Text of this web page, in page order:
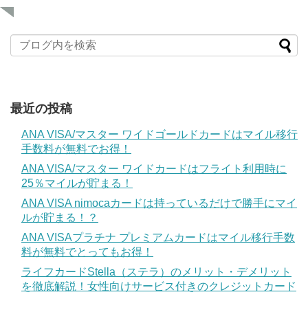
最近の投稿
ANA VISA/マスター ワイドゴールドカードはマイル移行
手数料が無料でお得！
ANA VISA/マスター ワイドカードはフライト利用時に
25％マイルが貯まる！
ANA VISA nimocaカードは持っているだけで勝手にマイ
ルが貯まる！？
ANA VISAプラチナ プレミアムカードはマイル移行手数
料が無料でとってもお得！
ライフカードStella（ステラ）のメリット・デメリット
を徹底解説！女性向けサービス付きのクレジットカード